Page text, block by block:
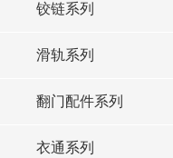
铰链系列
滑轨系列
翻门配件系列
衣通系列